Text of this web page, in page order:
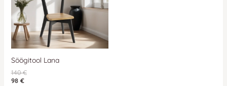
Söögitool Lana
140€
98 €